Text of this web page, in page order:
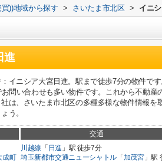
))地域から探す > さいたま市北区 > イニ
進
イニシア大宮日進。駅まで徒歩7分の物件で
問い合わせも多い物件です。これから不動
は、さいたま市北区の多種多様な物件情報を
う。
交通
成町
川越線 「 日進 」駅 徒歩7分
埼玉新都市交通ニューシャトル「 加茂宮」駅